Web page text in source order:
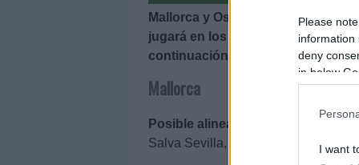
Please
information
deny
in below
I want
Mallorca y Osasuna se enfrentan
jugará en los locales? ¿Con qué
continuación, las posibles
Mallorca
Posible alineación
: Reina –
Salva Sevilla, Kang-In Lee, Dani